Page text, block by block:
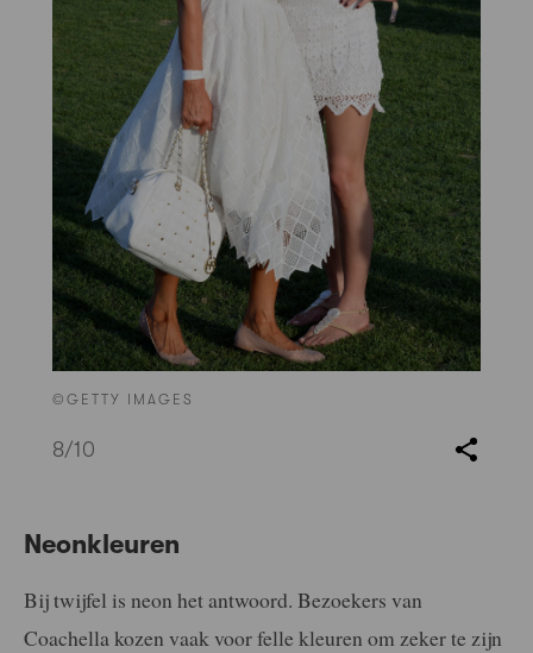
©GETTY IMAGES
8/10
Neonkleuren
Bij twijfel is neon het antwoord. Bezoekers van
Coachella kozen vaak voor felle kleuren om zeker te zijn